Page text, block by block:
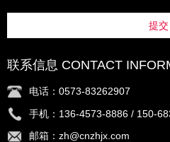
提交
联系信息 CONTACT
电话：0573-83262907
手机：136-4573-8886 / 150-
邮箱：zh@cnzhjx.com